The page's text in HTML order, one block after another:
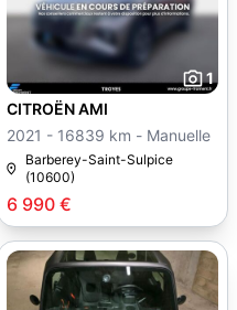
1
6 990 €
CITROËN AMI
2021 - 16839 km - Manuelle
Barberey-Saint-Sulpice
(10600)